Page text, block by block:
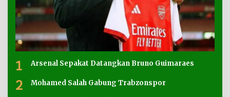
1 Arsenal Sepakat Datangkan Bruno Guimaraes
2 Mohamed Salah Gabung Trabzonspor